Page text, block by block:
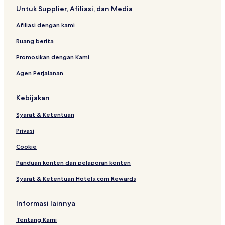
p
r
t
y
Untuk Supplier, Afiliasi, dan Media
Afiliasi dengan kami
Ruang berita
Promosikan dengan Kami
Agen Perjalanan
Kebijakan
Syarat & Ketentuan
Privasi
Cookie
Panduan konten dan pelaporan konten
Syarat & Ketentuan Hotels.com Rewards
Informasi lainnya
Tentang Kami